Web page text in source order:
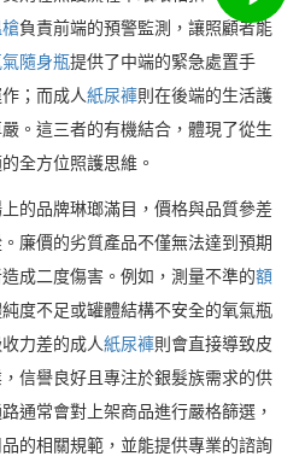
負責前端的預警監測，讓照顧者能
隨身瓶提供了中端的緊急處置手
；而成人紙尿褲則在後端的生活護
。這三者的有機結合，體現了從生
全方位照護思維。
的品牌琳瑯滿目，價格與品質參差
廉價的劣質產品不僅無法達到預期
成二度傷害。例如，測量不準的額
度不足或罐體結構不安全的氧氣瓶
力差的成人紙尿褲則會直接導致皮
信譽良好且專注於銀髮族需求的供
通常會對上架商品進行嚴格篩選，
的相關規範，並能提供專業的諮詢